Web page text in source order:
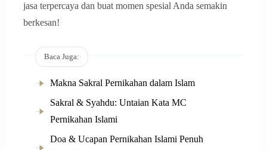
jasa terpercaya dan buat momen spesial Anda semakin
berkesan!
Baca Juga:
Makna Sakral Pernikahan dalam Islam
Sakral & Syahdu: Untaian Kata MC
Pernikahan Islami
Doa & Ucapan Pernikahan Islami Penuh